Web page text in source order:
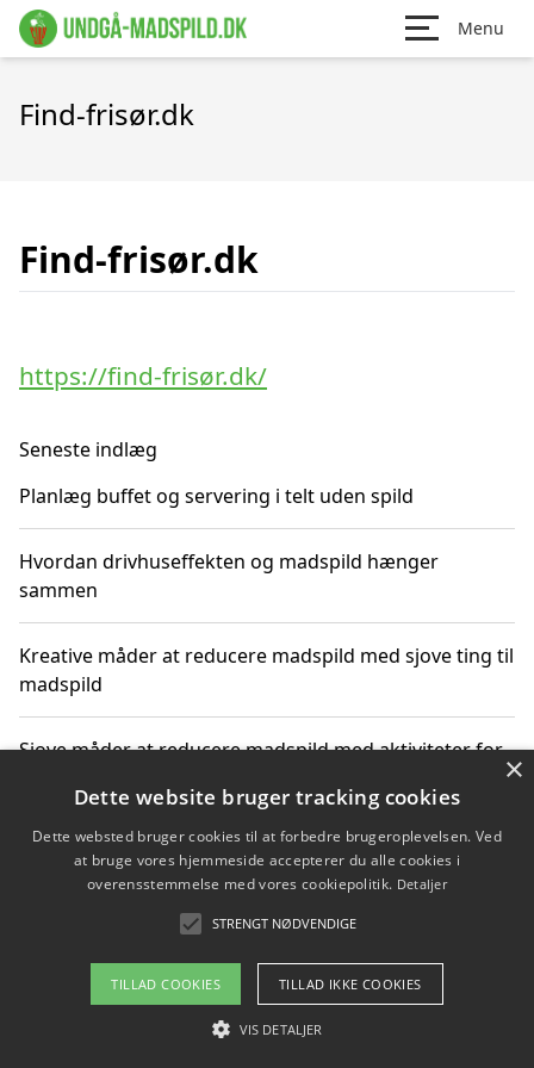
Menu
Find-frisør.dk
Find-frisør.dk
https://find-frisør.dk/
Seneste indlæg
Planlæg buffet og servering i telt uden spild
Hvordan drivhuseffekten og madspild hænger
sammen
Kreative måder at reducere madspild med sjove ting til
madspild
Sjove måder at reducere madspild med aktiviteter for
Hvor finder jeg nemme måltidskasser i Vejle
Om / kontakt
Blog Betingelser
×
Dette website bruger tracking cookies
Dette websted bruger cookies til at forbedre brugeroplevelsen. Ved
at bruge vores hjemmeside accepterer du alle cookies i
overensstemmelse med vores cookiepolitik. Detaljer
STRENGT NØDVENDIGE
TILLAD COOKIES TILLAD IKKE COOKIES
VIS DETALJER